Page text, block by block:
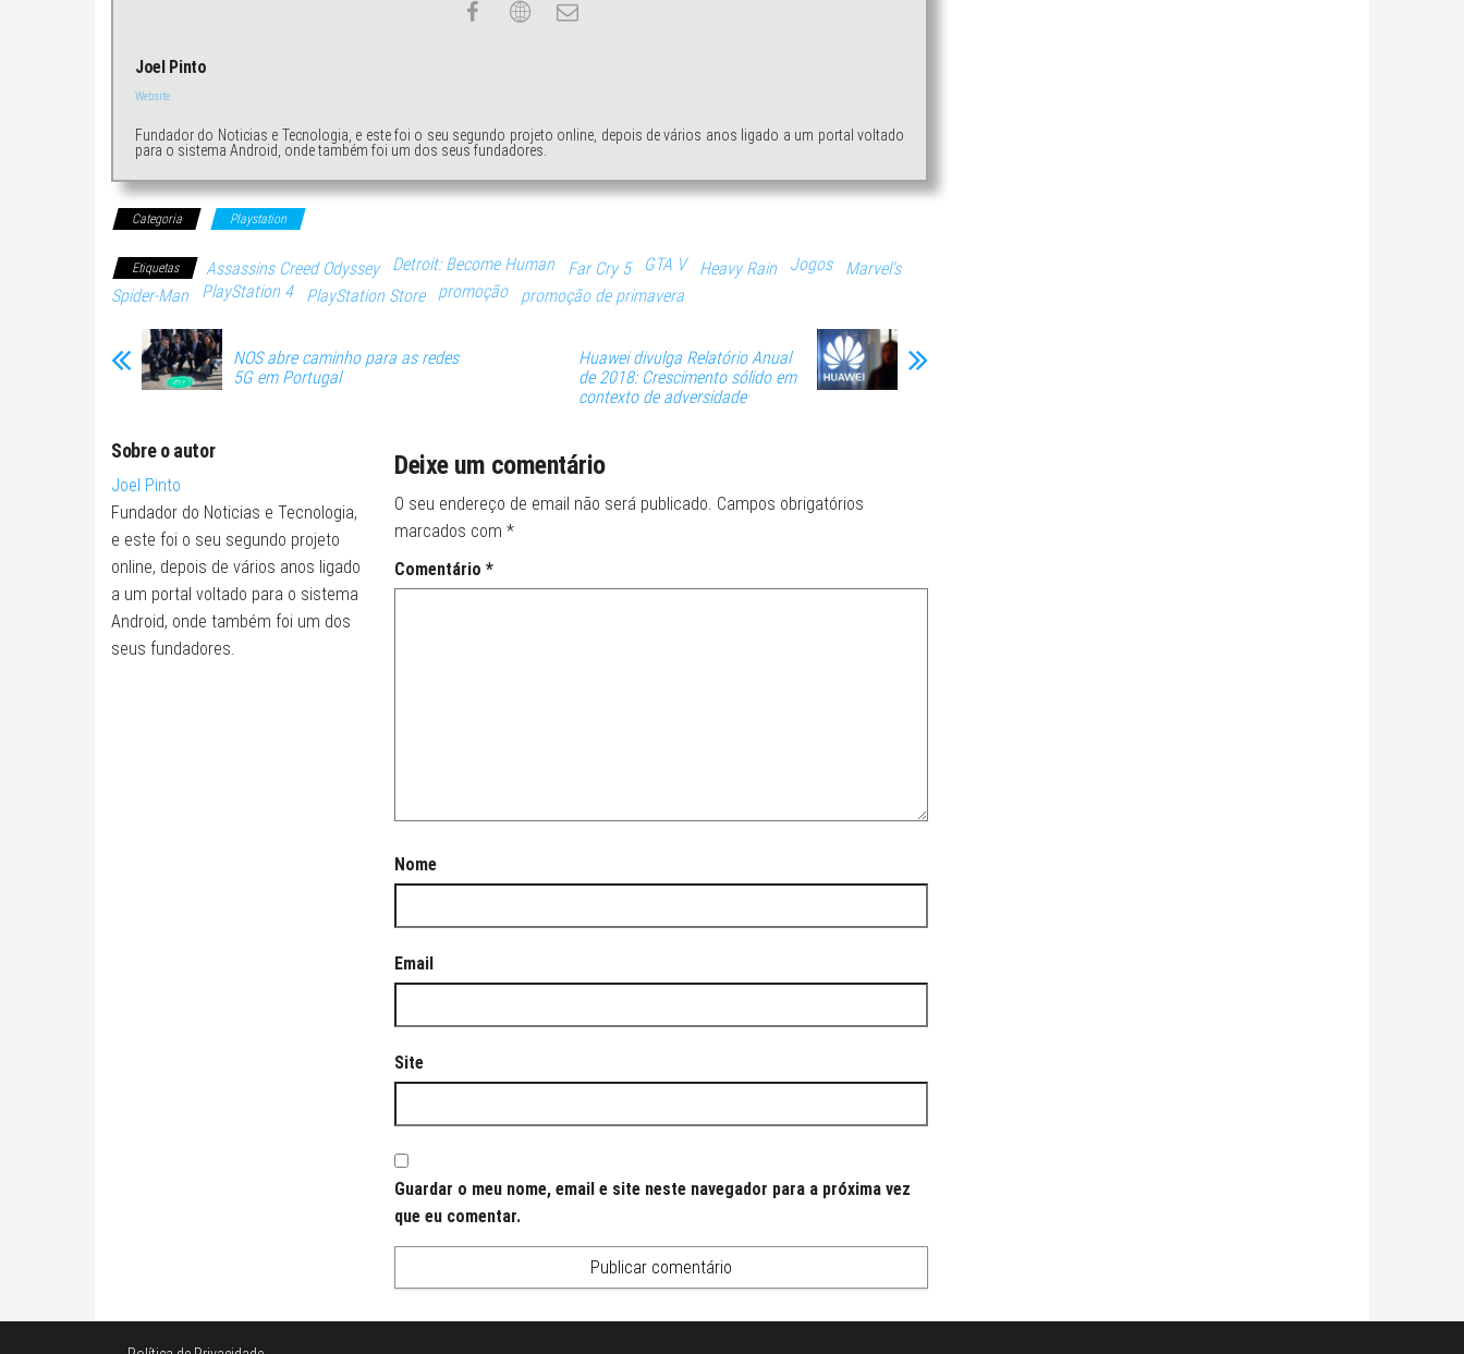
Joel Pinto
Website
Fundador do Noticias e Tecnologia, e este foi o seu segundo projeto online, depois de vários anos ligado a um portal voltado
para o sistema Android, onde também foi um dos seus fundadores.
Categoria Playstation
Etiquetas Assassins Creed Odyssey Detroit: Become Human Far Cry 5 GTA V Heavy Rain Jogos
Marvel's
Spider-Man
PlayStation 4 PlayStation Store promoção promoção de primavera
NOS abre caminho para as redes
5G em Portugal
Huawei divulga Relatório Anual
de 2018: Crescimento sólido em
contexto de adversidade
Sobre o autor
Joel Pinto
Fundador do Noticias e Tecnologia,
e este foi o seu segundo projeto
online, depois de vários anos ligado
a um portal voltado para o sistema
Android, onde também foi um dos
seus fundadores.
Deixe um comentário
O seu endereço de email não será publicado. Campos obrigatórios
marcados com *
Comentário *
Nome
Email
Site
Guardar o meu nome, email e site neste navegador para a próxima vez
que eu comentar.